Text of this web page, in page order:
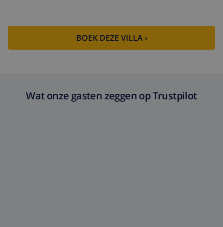
BOEK DEZE VILLA ›
Wat onze gasten zeggen op Trustpilot